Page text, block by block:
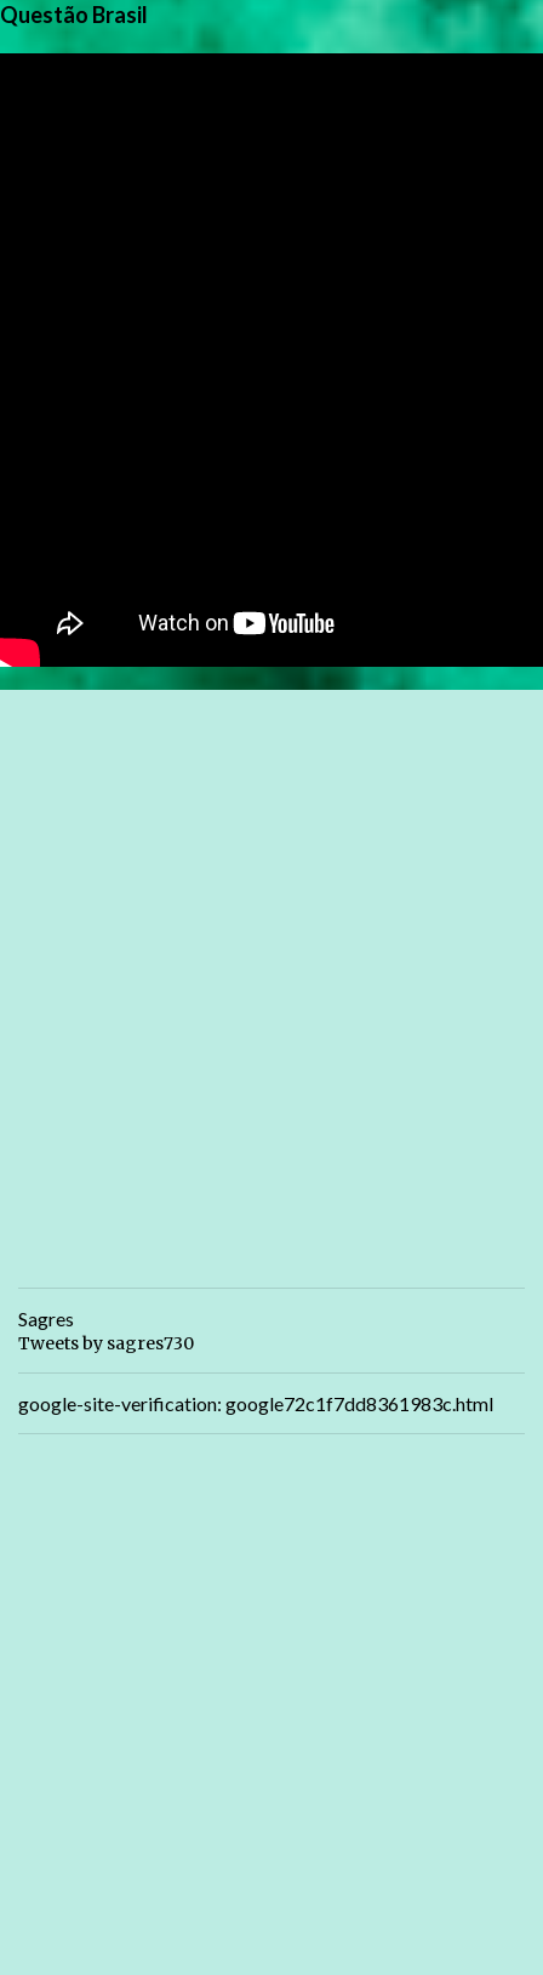
Questão Brasil
Sagres
Tweets by sagres730
google-site-verification: google72c1f7dd8361983c.html